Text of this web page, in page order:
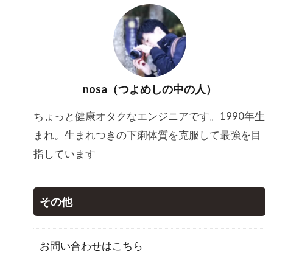
nosa（つよめしの中の人）
ちょっと健康オタクなエンジニアです。1990年生
まれ。生まれつきの下痢体質を克服して最強を目
指しています
その他
お問い合わせはこちら